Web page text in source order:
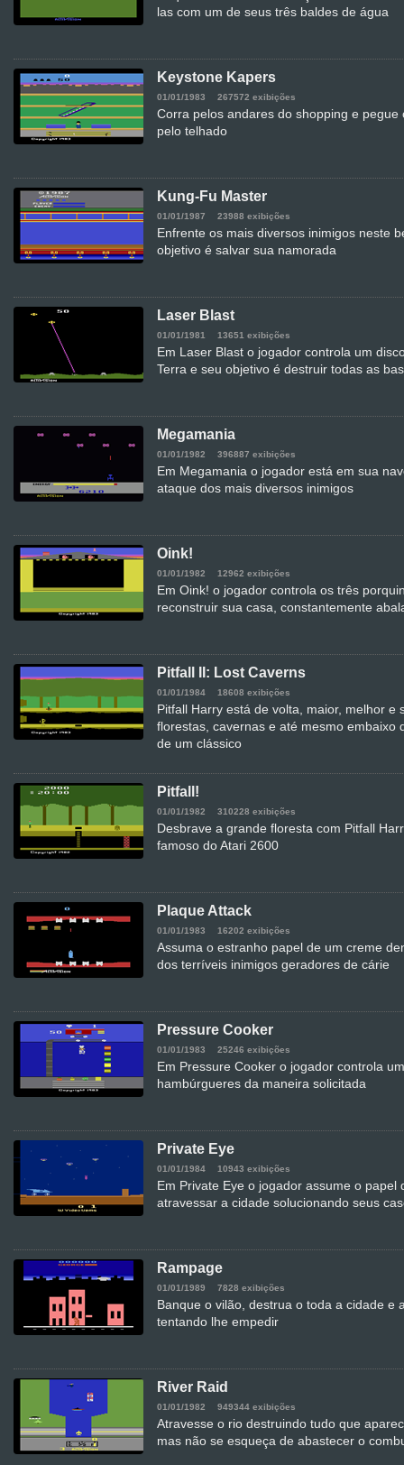
las com um de seus três baldes de água
Keystone Kapers
01/01/1983 267572 exibições
Corra pelos andares do shopping e
pelo telhado
Kung-Fu Master
01/01/1987 23988 exibições
Enfrente os mais diversos inimigos neste
objetivo é salvar sua namorada
Laser Blast
01/01/1981 13651 exibições
Em Laser Blast o jogador controla um
Terra e seu objetivo é destruir todas as
Megamania
01/01/1982 396887 exibições
Em Megamania o jogador está em sua
ataque dos mais diversos inimigos
Oink!
01/01/1982 12962 exibições
Em Oink! o jogador controla os três
reconstruir sua casa, constantemente
Pitfall II: Lost Caverns
01/01/1984 18608 exibições
Pitfall Harry está de volta, maior, melhor e
florestas, cavernas e até mesmo embaixo
de um clássico
Pitfall!
01/01/1982 310228 exibições
Desbrave a grande floresta com Pitfall
famoso do Atari 2600
Plaque Attack
01/01/1983 16202 exibições
Assuma o estranho papel de um creme
dos terríveis inimigos geradores de cárie
Pressure Cooker
01/01/1983 25246 exibições
Em Pressure Cooker o jogador controla
hambúrgueres da maneira solicitada
Private Eye
01/01/1984 10943 exibições
Em Private Eye o jogador assume o
atravessar a cidade solucionando seus
Rampage
01/01/1989 7828 exibições
Banque o vilão, destrua o toda a cidade e
tentando lhe empedir
River Raid
01/01/1982 949344 exibições
Atravesse o rio destruindo tudo que
mas não se esqueça de abastecer o